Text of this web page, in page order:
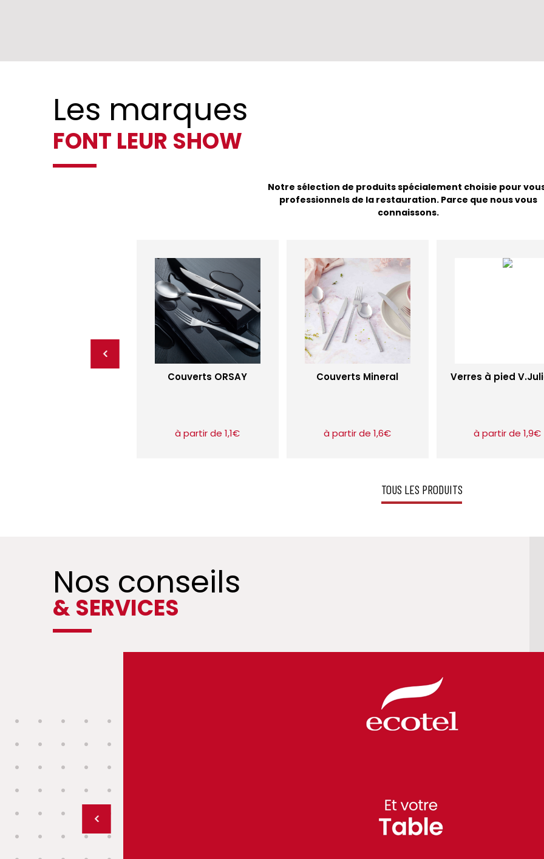
Les marques
FONT LEUR SHOW
Notre sélection de produits spécialement choisie pour
professionnels de la restauration. Parce que nous vous
connaissons.
Couverts ORSAY
à partir de 1,1€
Couverts Mineral
à partir de 1,6€
Verres à pied
à partir de 1,9€
TOUS LES PRODUITS
Nos conseils
& SERVICES